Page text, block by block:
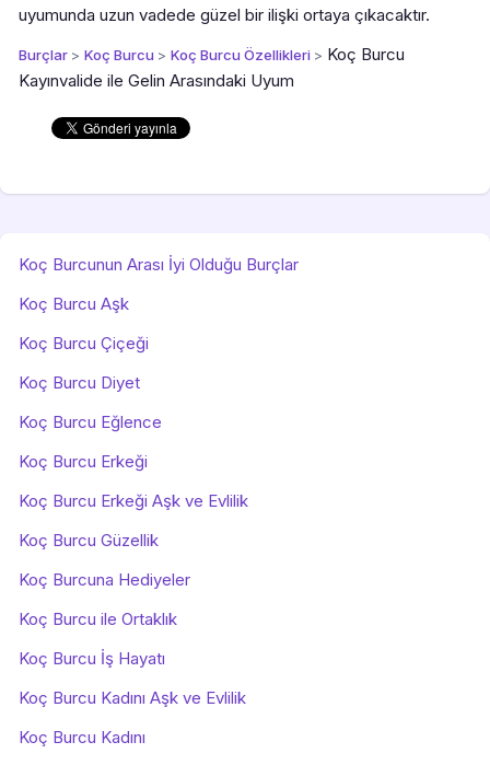
uyumunda uzun vadede güzel bir ilişki ortaya çıkacaktır.
Burçlar > Koç Burcu > Koç Burcu Özellikleri > Koç Burcu
Kayınvalide ile Gelin Arasındaki Uyum
Koç Burcunun Arası İyi Olduğu Burçlar
Koç Burcu Aşk
Koç Burcu Çiçeği
Koç Burcu Diyet
Koç Burcu Eğlence
Koç Burcu Erkeği
Koç Burcu Erkeği Aşk ve Evlilik
Koç Burcu Güzellik
Koç Burcuna Hediyeler
Koç Burcu ile Ortaklık
Koç Burcu İş Hayatı
Koç Burcu Kadını Aşk ve Evlilik
Koç Burcu Kadını